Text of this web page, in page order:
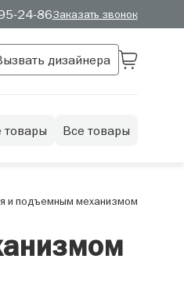
24-86Заказать звонок
дизайнера
товары Все товары
и подъемным механизмом